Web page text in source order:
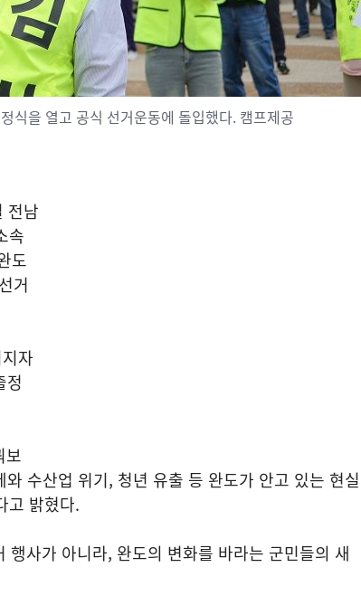
식을 열고 공식 선거운동에 돌입했다. 캠프제공
전남
속
도
거
자
정
보
수산업 위기, 청년 유출 등 완도가 안고 있는 현실
고 밝혔다.
사가 아니라, 완도의 변화를 바라는 군민들의 새